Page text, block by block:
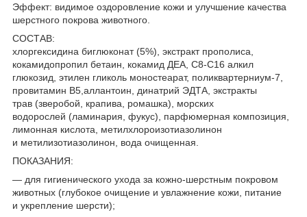
Эффект: видимое оздоровление кожи и улучшение качества
шерстного покрова животного.
СОСТАВ:
хлоргексидина биглюконат (5%), экстракт прополиса,
кокамидопропил бетаин, кокамид ДЕА, С8-С16 алкил
глюкозид, этилен гликоль моностеарат, поликвартерниум-7,
провитамин В5,аллантоин, динатрий ЭДТА, экстракты
трав (зверобой, крапива, ромашка), морских
водорослей (ламинария, фукус), парфюмерная композиция,
лимонная кислота, метилхлороизотиазолинон
и метилизотиазолинон, вода очищенная.
ПОКАЗАНИЯ:
— для гигиенического ухода за кожно-шерстным покровом
животных (глубокое очищение и увлажнение кожи, питание
и укрепление шерсти);